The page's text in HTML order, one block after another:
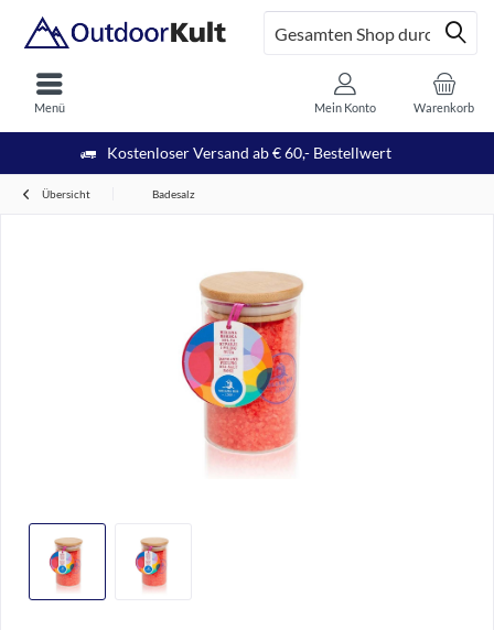
Kostenloser Versand ab € 60,- Bestellwert
Menü Warenkorb
Mein Konto
Übersicht Badesalz